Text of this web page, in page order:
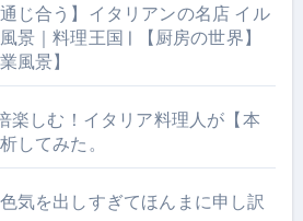
じ合う】イタリアンの名店 イル
景｜料理王国 | 【厨房の世界】
風景】
楽しむ！イタリア料理人が【本
してみた。
気を出しすぎてほんまに申し訳